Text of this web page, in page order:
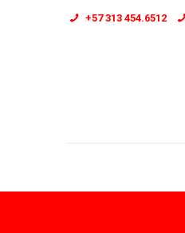
+57 313 454.6512